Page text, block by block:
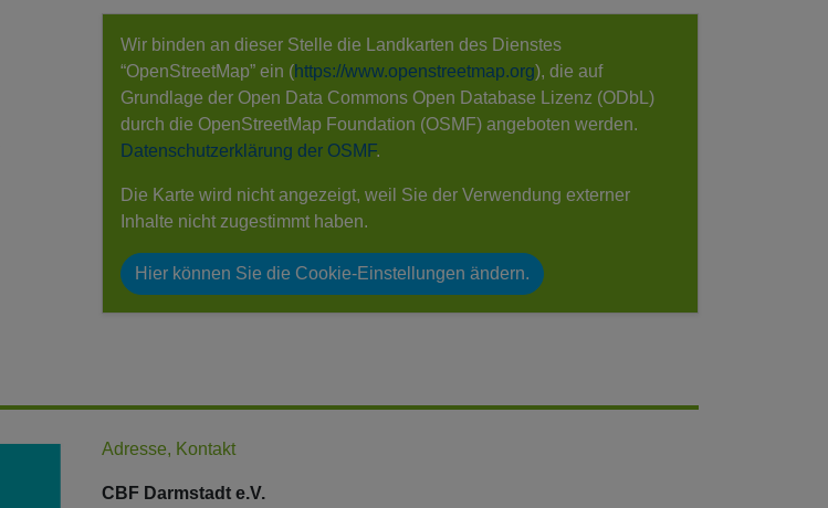
Wir binden an dieser Stelle die Landkarten des Dienstes
“OpenStreetMap” ein (https://www.openstreetmap.org), die auf
Grundlage der Open Data Commons Open Database Lizenz (ODbL)
durch die OpenStreetMap Foundation (OSMF) angeboten werden.
Datenschutzerklärung der OSMF.
Die Karte wird nicht angezeigt, weil Sie der Verwendung externer
Inhalte nicht zugestimmt haben.
Hier können Sie die Cookie-Einstellungen ändern.
Adresse, Kontakt
CBF Darmstadt e.V.